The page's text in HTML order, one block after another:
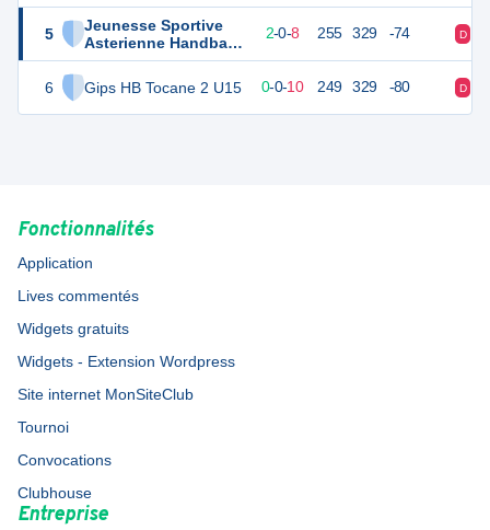
5
Jeunesse Sportive
Asterienne Handball
4 U15
6
Gips HB Tocane 2 U15
13 2-0-8 255 329 -74 D
9 10 0-0-10 249 329 -80 D
Fonctionnalités
Application
Lives commentés
Widgets gratuits
Widgets - Extension Wordpress
Site internet MonSiteClub
Tournoi
Convocations
Clubhouse
Entreprise